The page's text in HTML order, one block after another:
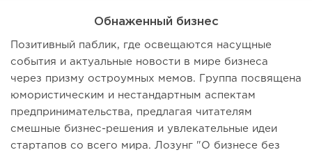
Обнаженный бизнес
Позитивный паблик, где освещаются насущные
события и актуальные новости в мире бизнеса
через призму остроумных мемов. Группа посвящена
юмористическим и нестандартным аспектам
предпринимательства, предлагая читателям
смешные бизнес-решения и увлекательные идеи
стартапов со всего мира. Лозунг "О бизнесе без